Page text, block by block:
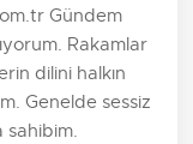
Gündem
Rakamlar
dilini halkın
Genelde sessiz
sahibim.